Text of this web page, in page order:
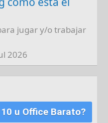
jugar y/o trabajar
2026
u Office Barato?